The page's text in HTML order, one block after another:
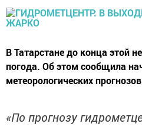
В Татарстане до конца этой
погода. Об этом сообщила
метеорологических
«По прогнозу